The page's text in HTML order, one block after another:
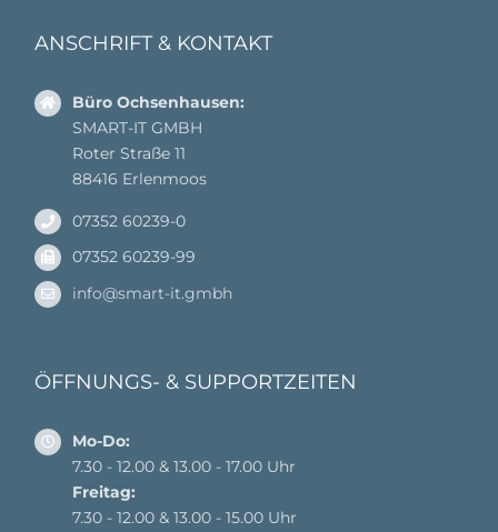
ANSCHRIFT & KONTAKT
Büro Ochsenhausen:
SMART-IT GMBH
Roter Straße 11
88416 Erlenmoos
07352 60239-0
07352 60239-99
info@smart-it.gmbh
ÖFFNUNGS- & SUPPORTZEITEN
Mo-Do:
7.30 - 12.00 & 13.00 - 17.00 Uhr
Freitag:
7.30 - 12.00 & 13.00 - 15.00 Uhr